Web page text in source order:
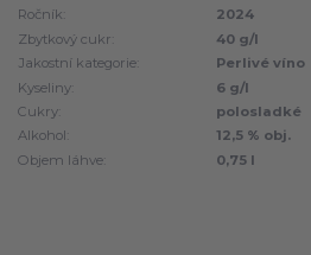
Ročník:
2024
Zbytkový cukr:
40 g/l
Jakostní kategorie:
Perlivé víno
Kyseliny:
6 g/l
Cukry:
polosladké
Alkohol:
12,5 % obj.
Objem láhve:
0,75 l